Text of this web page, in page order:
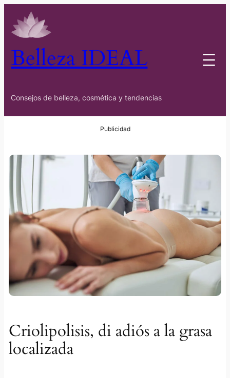
Belleza IDEAL
Consejos de belleza, cosmética y tendencias
Criolipolisis, di adiós a la grasa
localizada